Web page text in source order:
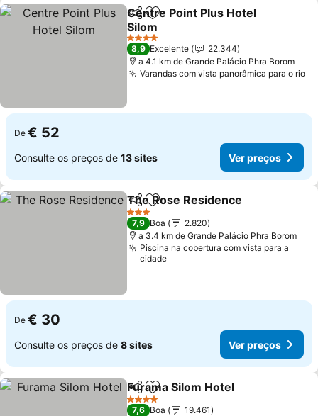
PartilharAdicionar aos favoritos
Centre Point Plus Hotel
Silom
4 Estrelas
8,9 Excelente
22.344
a 4.1 km de Grande Palácio Phra Borom
Varandas com vista panorâmica para o rio
De € 52
Consulte os preços de 13 sites Ver preços
PartilharAdicionar aos favoritos
The Rose Residence
3 Estrelas
7,9 Boa
2.820
a 3.4 km de Grande Palácio Phra Borom
Piscina na cobertura com vista para a
cidade
De € 30
Consulte os preços de 8 sites Ver preços
PartilharAdicionar aos favoritos
Furama Silom Hotel
4 Estrelas
7,6 Boa
19.461